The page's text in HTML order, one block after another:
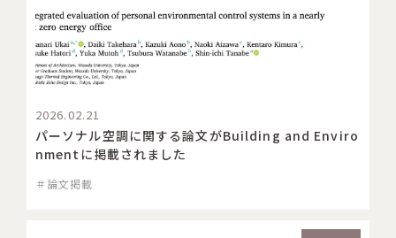
2026.02.21
パーソナル空調に関する論文がBuilding and Enviro
nmentに掲載されました
＃論文掲載